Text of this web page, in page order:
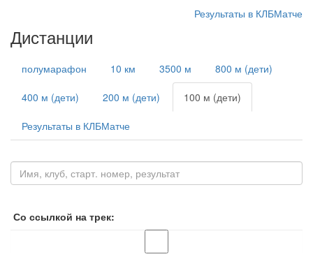
Результаты в КЛБМатче
Дистанции
полумарафон 10 км 3500 м 800 м (дети)
400 м (дети) 200 м (дети) 100 м (дети)
Результаты в КЛБМатче
Со ссылкой на трек: